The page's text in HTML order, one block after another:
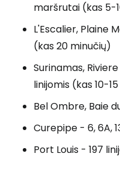
maršrutai (kas 5-
L'Escalier, Plaine
(kas 20 minučių)
Surinamas, Riviere
linijomis (kas 10-
Bel Ombre, Baie
Curepipe - 6, 6A,
Port Louis - 197